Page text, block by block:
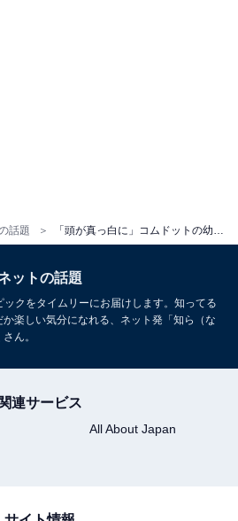
話題 「頭が真っ白に」コムドットの幼なじみYouTuber、『動画が投稿できなかった理由』を説明。「生きていてくれてよかった」
ットの話題
クをタイムリーにお届けします。知ってる
楽しい気分になれる、ネット発「知ら（な
ん。
関連サービス
All About Japan